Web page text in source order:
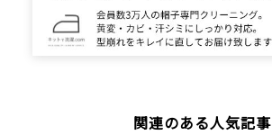
関連のある人気記事